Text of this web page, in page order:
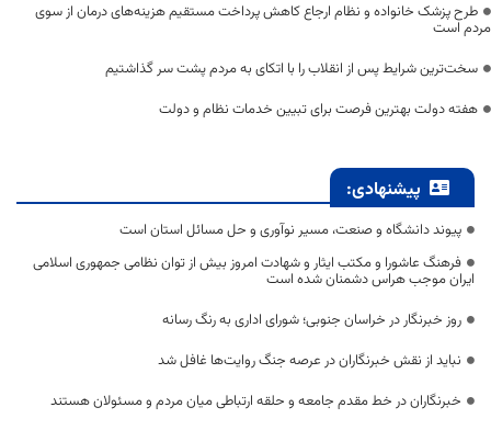
طرح پزشک خانواده و نظام ارجاع کاهش پرداخت مستقیم هزینه‌های درمان از سوی
مردم است
سخت‌ترین شرایط پس از انقلاب را با اتکای به مردم پشت سر گذاشتیم
هفته دولت بهترین فرصت برای تبیین خدمات نظام و دولت
پیشنهادی:
پیوند دانشگاه و صنعت، مسیر نوآوری و حل مسائل استان است
فرهنگ عاشورا و مکتب ایثار و شهادت امروز بیش از توان نظامی جمهوری اسلامی
ایران موجب هراس دشمنان شده است
روز خبرنگار در خراسان جنوبی؛ شورای اداری به رنگ رسانه
نباید از نقش خبرنگاران در عرصه جنگ روایت‌ها غافل شد
خبرنگاران در خط مقدم جامعه و حلقه ارتباطی میان مردم و مسئولان هستند